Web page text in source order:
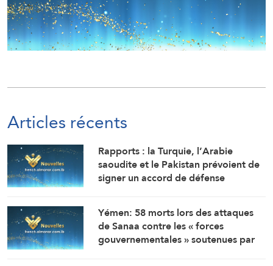
Articles récents
Rapports : la Turquie, l’Arabie
saoudite et le Pakistan prévoient de
signer un accord de défense
Yémen: 58 morts lors des attaques
de Sanaa contre les « forces
gouvernementales » soutenues par